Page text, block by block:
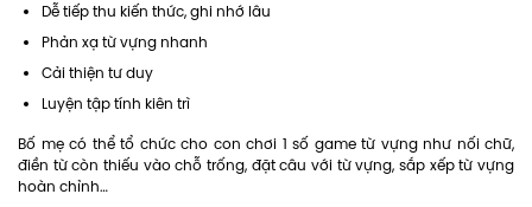
Dễ tiếp thu kiến thức, ghi nhớ lâu
Phản xạ từ vựng nhanh
Cải thiện tư duy
Luyện tập tính kiên trì
Bố mẹ có thể tổ chức cho con chơi 1 số game từ vựng như nối chữ,
điền từ còn thiếu vào chỗ trống, đặt câu với từ vựng, sắp xếp từ vựng
hoàn chỉnh…